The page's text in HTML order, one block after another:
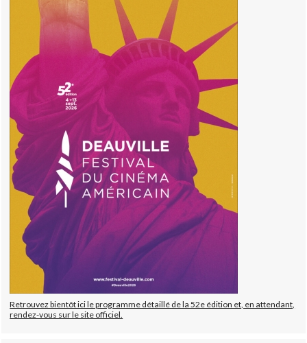
Retrouvez bientôt ici le programme détaillé de la 52e édition et, en attendant,
rendez-vous sur le site officiel.